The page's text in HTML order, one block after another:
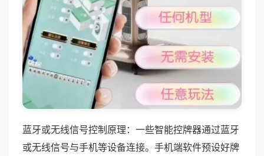
蓝牙或无线信号控制原理：一些智能控牌器通过蓝牙
或无线信号与手机等设备连接。手机端软件预设好牌